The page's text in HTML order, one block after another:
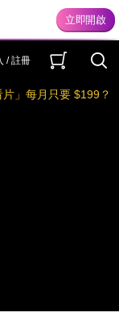
/ 註冊
片」每月只要 $199？